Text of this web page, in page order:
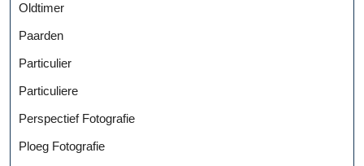
Oldtimer
Paarden
Particulier
Particuliere
Perspectief Fotografie
Ploeg Fotografie